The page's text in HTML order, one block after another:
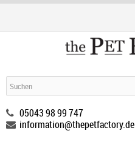
05043 98 99 747
information@thepetfactory.de